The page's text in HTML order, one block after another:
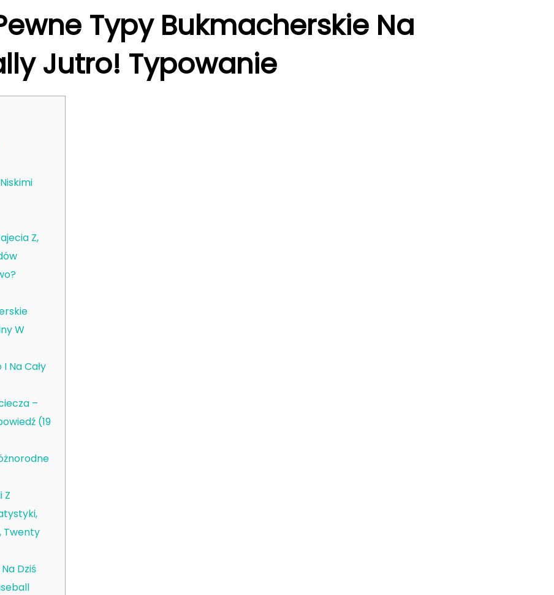
Typy Bukmacherskie Na
Jutro! Typowanie
Z,
W
Na Cały
–
(19
Z
Twenty
Dziś